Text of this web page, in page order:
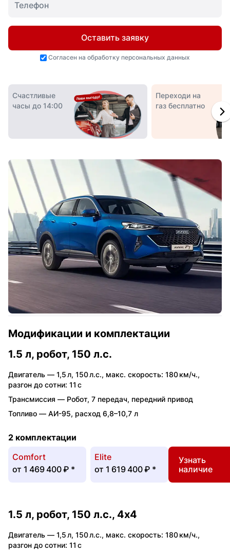
Оставить заявку
Согласен на обработку персональных данных
Счастливые
часы до 14:00
Переходи на
газ бесплатно
Модификации и комплектации
1.5 л, робот, 150 л.с.
Двигатель — 1,5 л, 150 л.с., макс. скорость: 180 км/ч.,
разгон до сотни: 11 с
Трансмиссия — Робот, 7 передач, передний привод
Топливо — АИ-95, расход 6,8–10,7 л
2 комплектации
Comfort
от 1 469 400 ₽ *
Elite
от 1 619 400 ₽ *
Узнать
наличие
1.5 л, робот, 150 л.с., 4x4
Двигатель — 1,5 л, 150 л.с., макс. скорость: 180 км/ч.,
разгон до сотни: 11 с